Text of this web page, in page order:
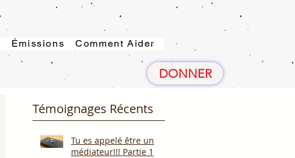
Émissions Comment Aider
DONNER
Témoignages Récents
Tu es appelé être un
médiateur!!! Partie 1